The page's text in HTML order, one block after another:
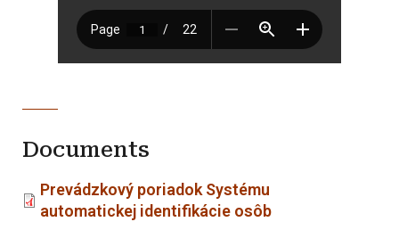
Documents
Prevádzkový poriadok Systému
automatickej identifikácie osôb